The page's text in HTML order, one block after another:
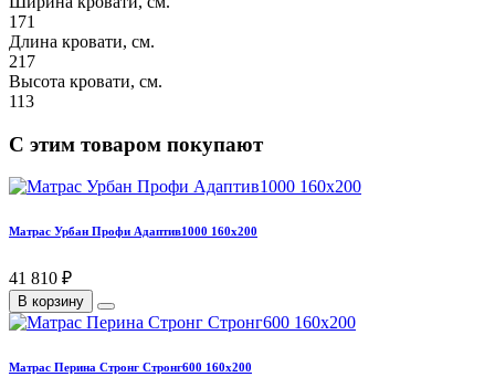
171
Длина кровати, см.
217
Высота кровати, см.
113
С этим товаром покупают
Матрас Урбан Профи Адаптив1000 160х200
41 810 ₽
В корзину
Матрас Перина Стронг Стронг600 160х200